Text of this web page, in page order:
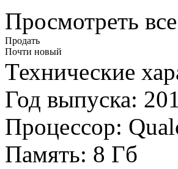
Просмотреть
Продать
Почти новый
Технические
Год выпуска:
Процессор:
Память: 8 Гб